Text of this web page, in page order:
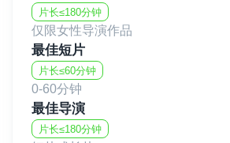
片长≤180分钟
仅限女性导演作品
最佳短片
片长≤60分钟
0-60分钟
最佳导演
片长≤180分钟